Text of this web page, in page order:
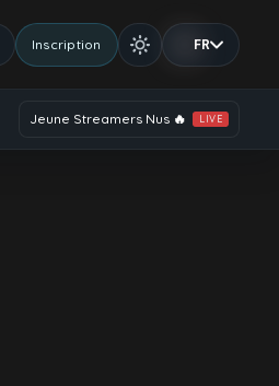
Inscription FR
Jeune Streamers Nus 🔥 LIVE